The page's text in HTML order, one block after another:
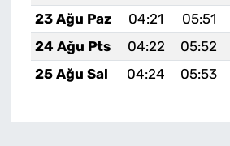
23 Ağu Paz
04:21 05:51
24 Ağu Pts
04:22 05:52
25 Ağu Sal
04:24 05:53